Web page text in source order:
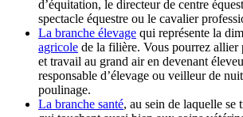
d’équitation, le directeur de centre
spectacle équestre ou le cavalier
La branche élevage qui représente la
agricole de la filière. Vous pourrez allier
et travail au grand air en devenant
responsable d’élevage ou veilleur de
poulinage.
La branche santé, au sein de laquelle se